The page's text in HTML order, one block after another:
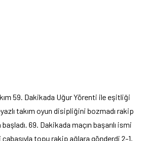
59. Dakikada Uğur Yörenti ile eşitliği
takım oyun disipliğini bozmadı rakip
69. Dakikada maçın başarılı ismi
çabasıyla topu rakip ağlara gönderdi 2-1.